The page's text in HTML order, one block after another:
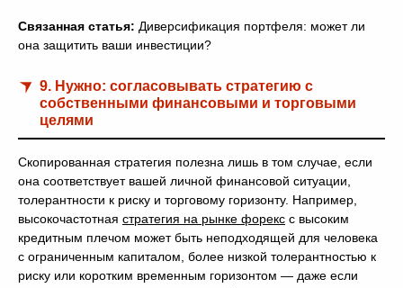
Связанная статья: Диверсификация портфеля: может ли
она защитить ваши инвестиции?
9. Нужно: согласовывать стратегию с
собственными финансовыми и торговыми
целями
Скопированная стратегия полезна лишь в том случае, если
она соответствует вашей личной финансовой ситуации,
толерантности к риску и торговому горизонту. Например,
высокочастотная стратегия на рынке форекс с высоким
кредитным плечом может быть неподходящей для человека
с ограниченным капиталом, более низкой толерантностью к
риску или коротким временным горизонтом — даже если